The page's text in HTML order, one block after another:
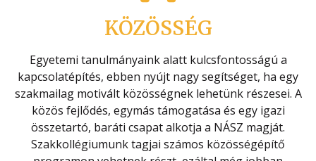
KÖZÖSSÉG
Egyetemi tanulmányaink alatt kulcsfontosságú a
kapcsolatépítés, ebben nyújt nagy segítséget, ha egy
szakmailag motivált közösségnek lehetünk részesei. A
közös fejlődés, egymás támogatása és egy igazi
összetartó, baráti csapat alkotja a NÁSZ magját.
Szakkollégiumunk tagjai számos közösségépítő